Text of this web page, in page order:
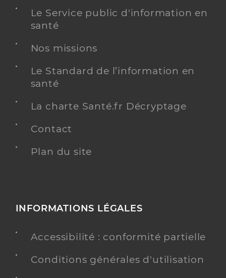
Le Service public d'information en
santé
Nos missions
Le Standard de l’information en
santé
La charte Santé.fr Décryptage
Contact
Plan du site
INFORMATIONS LÉGALES
Accessibilité : conformité partielle
Conditions générales d'utilisation